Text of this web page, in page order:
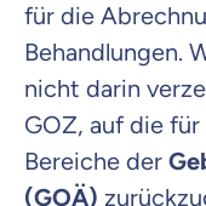
für die
Behandlungen.
nicht darin
GOZ, auf die
Bereiche der
(GOÄ)